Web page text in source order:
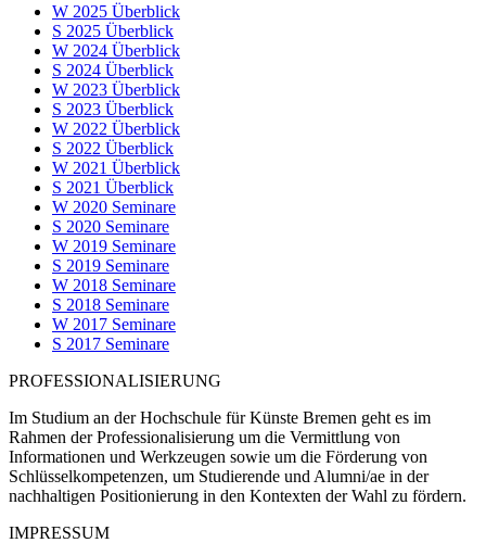
W 2025 Überblick
S 2025 Überblick
W 2024 Überblick
S 2024 Überblick
W 2023 Überblick
S 2023 Überblick
W 2022 Überblick
S 2022 Überblick
W 2021 Überblick
S 2021 Überblick
W 2020 Seminare
S 2020 Seminare
W 2019 Seminare
S 2019 Seminare
W 2018 Seminare
S 2018 Seminare
W 2017 Seminare
S 2017 Seminare
PROFESSIONALISIERUNG
Im Studium an der Hochschule für Künste Bremen geht es im
Rahmen der Professionalisierung um die Vermittlung von
Informationen und Werkzeugen sowie um die Förderung von
Schlüsselkompetenzen, um Studierende und Alumni/ae in der
nachhaltigen Positionierung in den Kontexten der Wahl zu fördern.
IMPRESSUM